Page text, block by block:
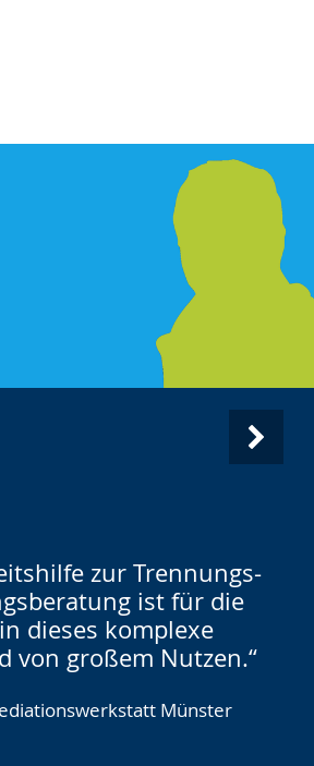
zur Trennungs-
ist für die
dieses komplexe
von großem Nutzen.“
Münster
(2
2